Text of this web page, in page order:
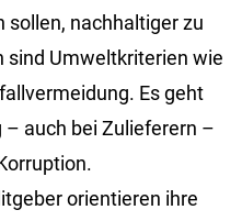
sollen, nachhaltiger zu
sind Umweltkriterien wie
Es geht
auch bei Zulieferern –
orientieren ihre